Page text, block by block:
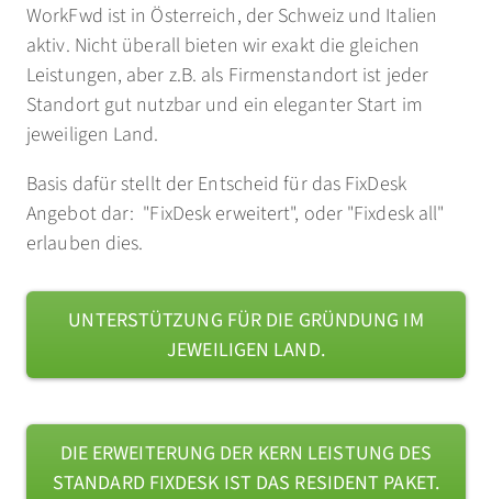
WorkFwd ist in Österreich, der Schweiz und Italien
aktiv. Nicht überall bieten wir exakt die gleichen
Leistungen, aber z.B. als Firmenstandort ist jeder
Standort gut nutzbar und ein eleganter Start im
jeweiligen Land.
Basis dafür stellt der Entscheid für das FixDesk
Angebot dar: "FixDesk erweitert", oder "Fixdesk all"
erlauben dies.
UNTERSTÜTZUNG FÜR DIE GRÜNDUNG IM
JEWEILIGEN LAND.
DIE ERWEITERUNG DER KERN LEISTUNG DES
STANDARD FIXDESK IST DAS RESIDENT PAKET.